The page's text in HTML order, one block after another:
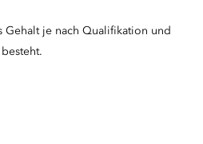
Gehalt je nach Qualifikation und